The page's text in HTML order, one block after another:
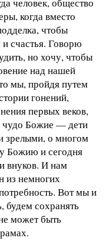
когда вместо
чтобы
счастья. Говорю
но хочу, чтобы
над нашей
мы, пройдя путем
гонений,
первых веков,
чудо Божие — дети
зрелыми, о многом
Божию и сегодня
внуков. И нам
немногих
Вот мы и
будем сохранять
может быть